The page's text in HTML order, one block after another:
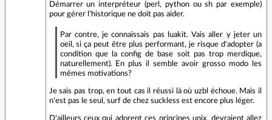
Démarrer un interpréteur (perl, python ou sh par exemple)
pour gérer l'historique ne doit pas aider.
Par contre, je connaissais pas luakit. Vais aller y jeter un
oeil, si ça peut être plus performant, je risque d'adopter (a
condition que la config de base soit pas trop merdique,
naturellement). En plus il semble avoir grosso modo les
mêmes motivations?
Je sais pas trop, en tout cas il réussi là où uzbl échoue. Mais il
n'est pas le seul, surf de chez suckless est encore plus léger.
D'ailleurs ceux qui adorent ces principes unix, devraient allez